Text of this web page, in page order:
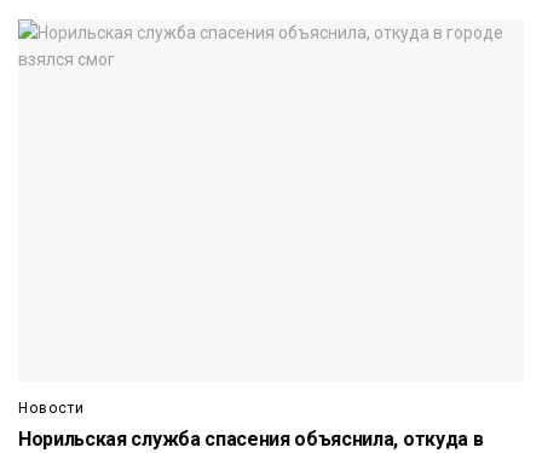
Новости
Норильская служба спасения объяснила, откуда в